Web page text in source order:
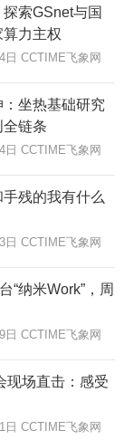
索GSnet与国
力主权
日 CCTIME飞象网
坐热基础研究
链条
日 CCTIME飞象网
残的我有什么
日 CCTIME飞象网
“纳米Work”，周
日 CCTIME飞象网
现场直击：感受
日 CCTIME飞象网